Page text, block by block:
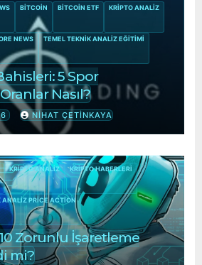
BITCOIN BITCOIN ETF KRIPTO ANALIZ
NEWS TEMEL TEKNIK ANALIZ EĞITIMI
5 Spor
Nasıl?
NIHAT ÇETINKAYA
KRIPTO ANALIZ KRIPTO HABERLERI
ANALIZ PRICE ACTION
Zorunlu İşaretleme
mi?